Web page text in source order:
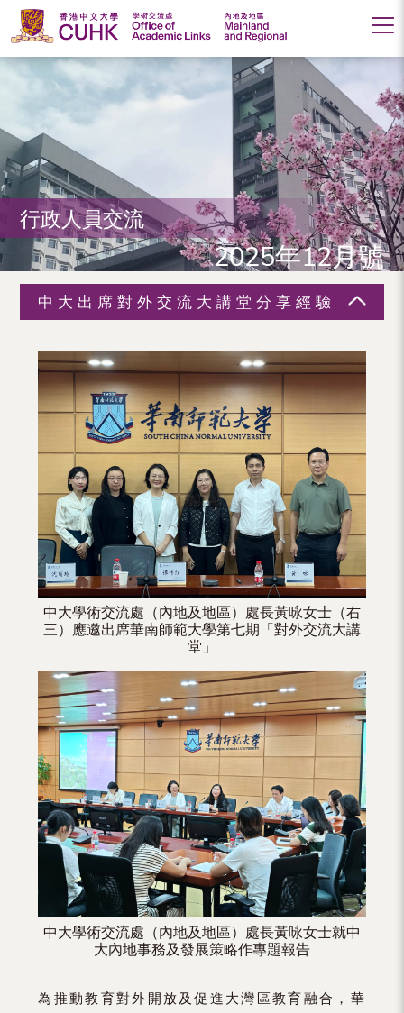
香
港
中
文
大
學
學
術
交
（內
區）
行政人員交流
2025年12月號
中大出席對外交流大講堂分享經驗
中大學術交流處（內地及地區）處長黃咏女士（右
三）應邀出席華南師範大學第七期「對外交流大講
堂」
中大學術交流處（內地及地區）處長黃咏女士就中
大內地事務及發展策略作專題報告
為推動教育對外開放及促進大灣區教育融合，華